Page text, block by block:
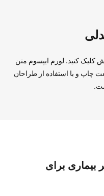
کلیک کنید. لورم ایپسوم متن
چاپ و با استفاده از طراحان
بیماری برای